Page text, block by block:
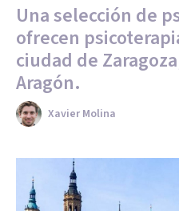
Una selección de
ofrecen
ciudad de
Aragón.
Xavier Molina